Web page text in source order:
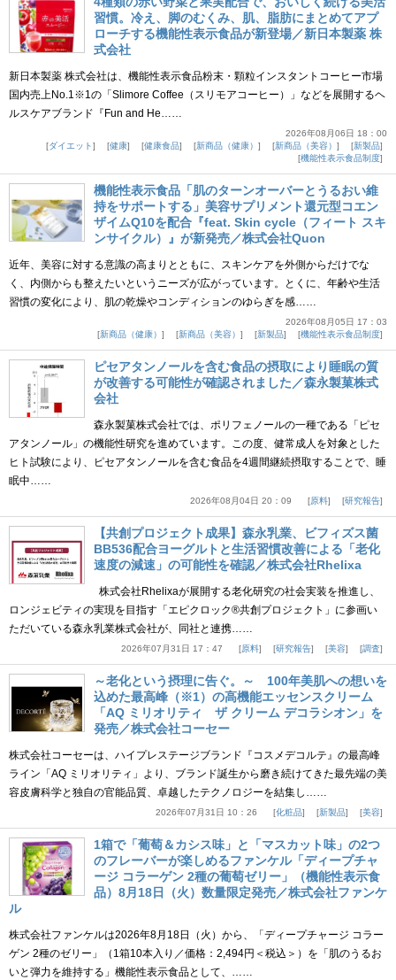
習慣。冷え、脚のむくみ、肌、脂肪にまとめてアプ
ローチする機能性表示食品が新登場／新日本製薬 株
式会社
新日本製薬 株式会社は、機能性表示食品粉末・顆粒インスタントコーヒー市場
国内売上No.1※1の「Slimore Coffee（スリモアコーヒー）」などを展開するヘ
ルスケアブランド『Fun and He……
2026年08月06日 18：00
ダイエット
健康 健康食品 新商品（健康） 新商品（美容）
新製品
機能性表示食品制度
機能性表示食品「肌のターンオーバーとうるおい維
持をサポートする」美容サプリメント還元型コエン
ザイムQ10を配合『feat. Skin cycle（フィート スキ
ンサイクル）』が新発売／株式会社Quon
近年、美容に対する意識の高まりとともに、スキンケアを外側からだけでな
く、内側からも整えたいというニーズが広がっています。とくに、年齢や生活
習慣の変化により、肌の乾燥やコンディションのゆらぎを感……
2026年08月05日 17：03
新商品（健康）
新商品（美容） 新製品 機能性表示食品制度
ピセアタンノールを含む食品の摂取により睡眠の質
が改善する可能性が確認されました／森永製菓株式
会社
森永製菓株式会社では、ポリフェノールの一種である「ピセ
アタンノール」の機能性研究を進めています。この度、健常成人を対象とした
ヒト試験により、ピセアタンノールを含む食品を4週間継続摂取することで、睡
眠中……
2026年08月04日 20：09 原料 研究報告
【共創プロジェクト成果】森永乳業、ビフィズス菌
BB536配合ヨーグルトと生活習慣改善による「老化
速度の減速」の可能性を確認／株式会社Rhelixa
株式会社Rhelixaが展開する老化研究の社会実装を推進し、
ロンジェビティの実現を目指す「エピクロック®共創プロジェクト」に参画い
ただいている森永乳業株式会社が、同社と連携……
2026年07月31日 17：47 原料 研究報告 美容 調査
～老化という摂理に告ぐ。～ 100年美肌への想いを
込めた最高峰（※1）の高機能エッセンスクリーム
「AQ ミリオリティ ザ クリーム デコラシオン」を
発売／株式会社コーセー
株式会社コーセーは、ハイプレステージブランド『コスメデコルテ』の最高峰
ライン「AQ ミリオリティ」より、ブランド誕生から磨き続けてきた最先端の美
容皮膚科学と独自の官能品質、卓越したテクノロジーを結集し……
2026年07月31日 10：26 化粧品 新製品 美容
1箱で「葡萄＆カシス味」と「マスカット味」の2つ
のフレーバーが楽しめるファンケル「ディープチャ
ージ コラーゲン 2種の葡萄ゼリー」（機能性表示食
品）8月18日（火）数量限定発売／株式会社ファンケ
ル
株式会社ファンケルは2026年8月18日（火）から、「ディープチャージ コラー
ゲン 2種のゼリー」（1箱10本入り／価格：2,494円＜税込＞）を「肌のうるお
いと弾力を維持する」機能性表示食品として、……